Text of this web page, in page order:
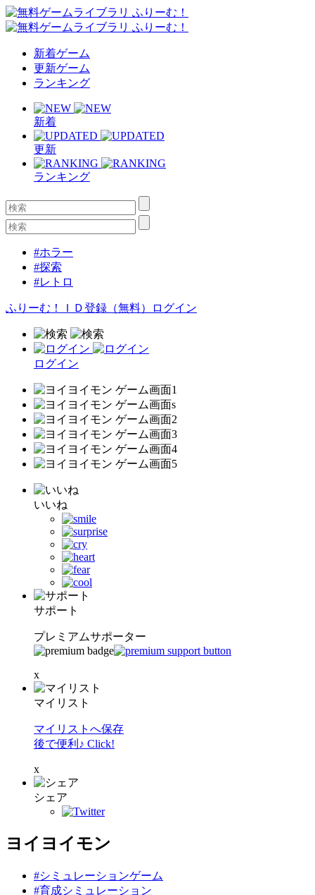
新着ゲーム
更新ゲーム
ランキング
新着
更新
ランキング
#ホラー
#探索
#レトロ
ふりーむ！ＩＤ登録（無料） ログイン
ログイン
いいね
サポート
プレミアムサポーター
x
マイリスト
マイリストへ保存
後で便利♪ Click!
x
シェア
ヨイヨイモン
#シミュレーションゲーム
#育成シミュレーション